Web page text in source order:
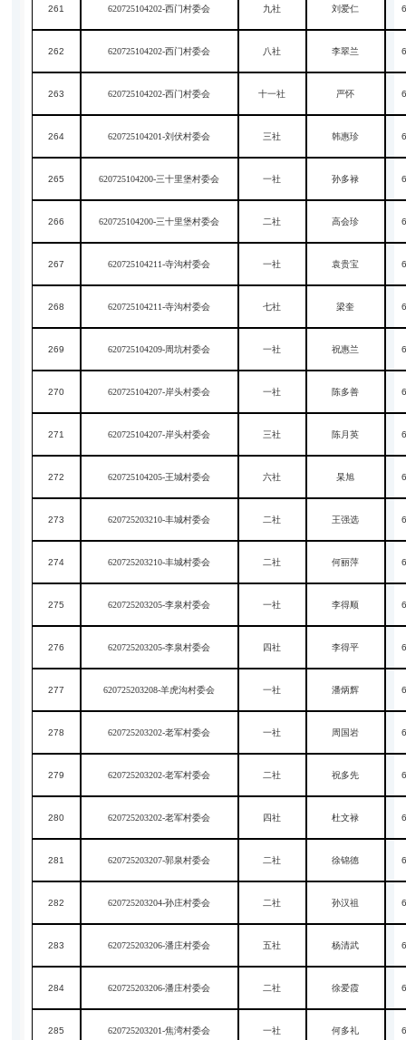
261 620725104202-西门村委会 九社 刘爱仁
262 620725104202-西门村委会 八社 李翠兰
263 620725104202-西门村委会 十一社 严怀
264 620725104201-刘伏村委会 三社 韩惠珍
265 620725104200-三十里堡村委会 一社 孙多禄
266 620725104200-三十里堡村委会 二社 高会珍
267 620725104211-寺沟村委会 一社 袁贵宝
268 620725104211-寺沟村委会 七社 梁奎
269 620725104209-周坑村委会 一社 祝惠兰
270 620725104207-岸头村委会 一社 陈多善
271 620725104207-岸头村委会 三社 陈月英
272 620725104205-王城村委会 六社 杲旭
273 620725203210-丰城村委会 二社 王强选
274 620725203210-丰城村委会 二社 何丽萍
275 620725203205-李泉村委会 一社 李得顺
276 620725203205-李泉村委会 四社 李得平
277 620725203208-羊虎沟村委会 一社 潘炳辉
278 620725203202-老军村委会 一社 周国岩
279 620725203202-老军村委会 二社 祝多先
280 620725203202-老军村委会 四社 杜文禄
281 620725203207-郭泉村委会 二社 徐锦德
282 620725203204-孙庄村委会 二社 孙汉祖
283 620725203206-潘庄村委会 五社 杨清武
284 620725203206-潘庄村委会 二社 徐爱霞
285 620725203201-焦湾村委会 一社 何多礼